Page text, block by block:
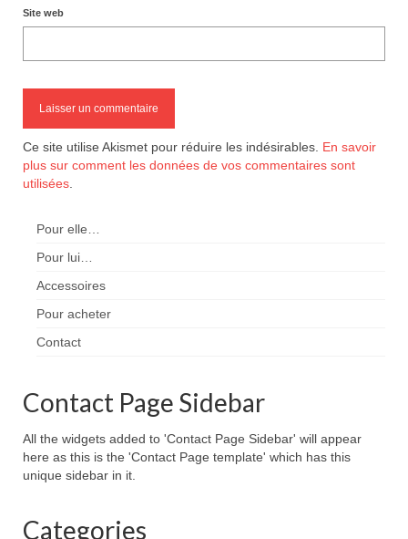
Site web
Ce site utilise Akismet pour réduire les indésirables. En savoir
plus sur comment les données de vos commentaires sont
utilisées
Pour elle…
Pour lui…
Accessoires
Pour acheter
Contact
Contact Page Sidebar
All the widgets added to 'Contact Page Sidebar' will appear
here as this is the 'Contact Page template' which has this
unique sidebar in it.
Categories